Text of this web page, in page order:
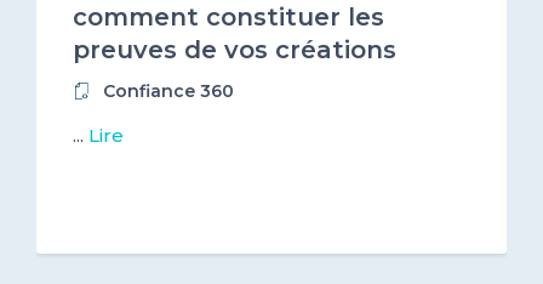
comment constituer les
preuves de vos créations
logiciels ?
Confiance 360
... Lire